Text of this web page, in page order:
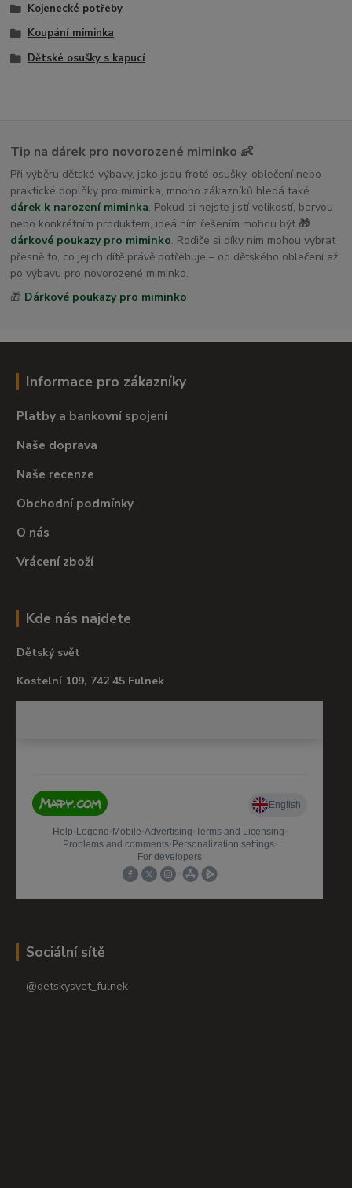
Kojenecké potřeby
Koupání miminka
Dětské osušky s kapucí
Tip na dárek pro novorozené miminko 👶
Při výběru dětské výbavy, jako jsou froté osušky, oblečení nebo
praktické doplňky pro miminka, mnoho zákazníků hledá také
dárek k narození miminka. Pokud si nejste jistí velikostí, barvou
nebo konkrétním produktem, ideálním řešením mohou být 🎁
dárkové poukazy pro miminko. Rodiče si díky nim mohou vybrat
přesně to, co jejich dítě právě potřebuje – od dětského oblečení až
po výbavu pro novorozené miminko.
🎁 Dárkové poukazy pro miminko
Informace pro zákazníky
Platby a bankovní spojení
Naše doprava
Naše recenze
Obchodní podmínky
O nás
Vrácení zboží
Kde nás najdete
Dětský svět
Kostelní 109, 742 45 Fulnek
Sociální sítě
@detskysvet_fulnek